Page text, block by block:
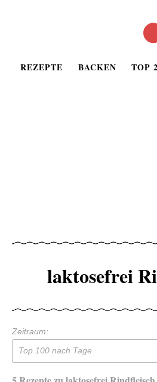
REZEPTE BACKEN TOP
laktosefrei
Zeitraum:
Top 100 nach Tage